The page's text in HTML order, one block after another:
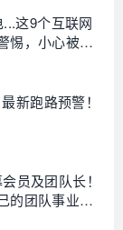
这9个互联网
惕，小心被
新跑路预警！
员及团队长！
的团队事业，